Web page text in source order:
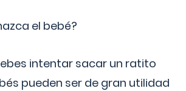
el bebé?
intentar sacar un ratito
pueden ser de gran utilidad